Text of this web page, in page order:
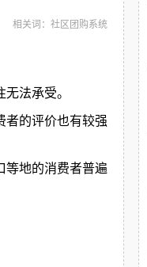
相关词：社区团购系统
法承受。
者的评价也有较强
等地的消费者普遍